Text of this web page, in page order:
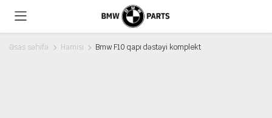
Əsas səhifə Hamısı Bmw F10 qapı dəstəyi komplekt